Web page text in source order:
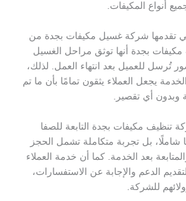
أنواع المكيفات.
تقدمها شركة غسيل مكيفات بجدة من
بجدة أنها توثق مراحل الغسيل
تُرسل للعميل بعد انتهاء العمل. لذلك،
يجعل العملاء يثقون تمامًا بأن ما تم
وبدون أي تقصير.
تنظيف مكيفات بجدة التابعة للصفا
بل تجربة متكاملة تشمل الحجز
بعد الخدمة. كما أن خدمة العملاء
الدعم والإجابة عن الاستفسارات،
للشركة.